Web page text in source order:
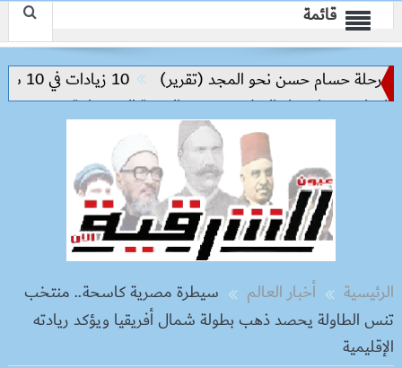
قائمة
حسام حسن نحو المجد (تقرير)
10 زيادات في 10 سنوات.. هل حان الوقت لرفع دعم البنزين نهائيا؟
مفتاح بناء السلام وتحقيق التنمية المستدامة
الرئيسية أخبار العالم
سيطرة مصرية كاسحة.. منتخب
تنس الطاولة يحصد ذهب بطولة شمال أفريقيا ويؤكد ريادته
الإقليمية